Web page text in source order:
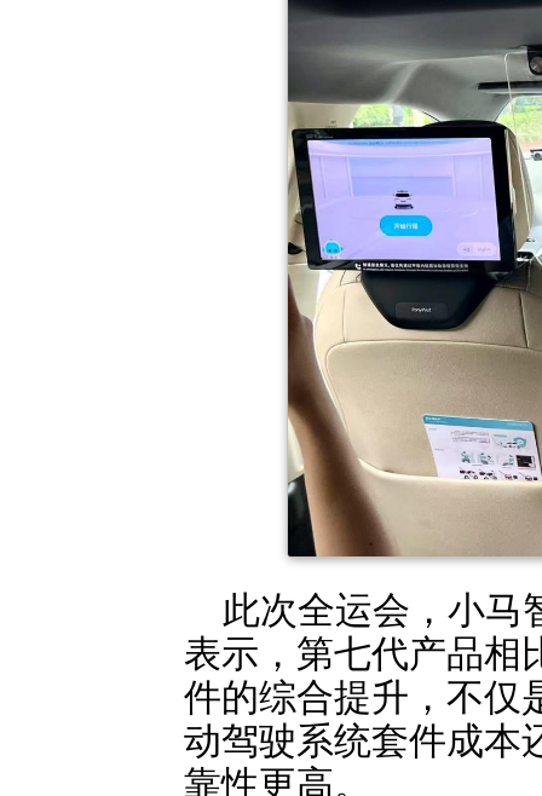
此次全运会，小马
表示，第七代产品相
件的综合提升，不仅
动驾驶系统套件成本
靠性更高。